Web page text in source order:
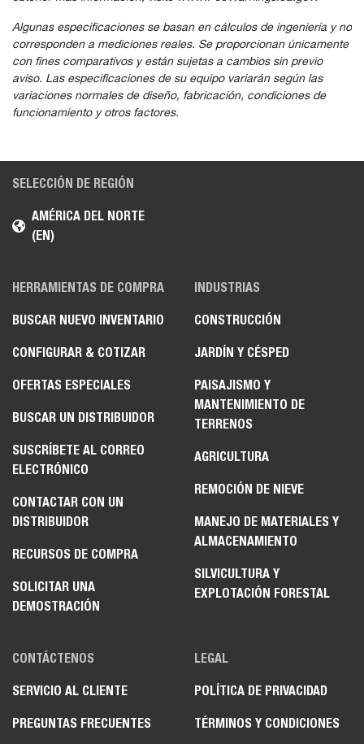
Algunas especificaciones se basan en cálculos de ingeniería y no
corresponden a mediciones reales. Se proporcionan únicamente
con fines comparativos y están sujetas a cambios sin previo
aviso. Las especificaciones de su equipo variarán según las
variaciones normales de diseño, fabricación, condiciones de
funcionamiento y otros factores.
SELECCIÓN DE REGIÓN
AMÉRICA DEL NORTE
(EN)
HERRAMIENTAS DE COMPRA
BUSCAR NUEVO INVENTARIO
CONFIGURAR & COTIZAR
OFERTAS ESPECIALES
BUSCAR UN DISTRIBUIDOR
SUSCRÍBETE AL CORREO
ELECTRÓNICO
CONTACTAR CON UN
DISTRIBUIDOR
RECURSOS DE COMPRA
SOLICITAR UNA
DEMOSTRACIÓN
INDUSTRIAS
CONSTRUCCIÓN
JARDÍN Y CÉSPED
PAISAJISMO Y
MANTENIMIENTO DE
TERRENOS
AGRICULTURA
REMOCIÓN DE NIEVE
MANEJO DE MATERIALES Y
ALMACENAMIENTO
SILVICULTURA Y
EXPLOTACIÓN FORESTAL
CONTÁCTENOS
SERVICIO AL CLIENTE
PREGUNTAS FRECUENTES
LEGAL
POLÍTICA DE PRIVACIDAD
TÉRMINOS Y CONDICIONES